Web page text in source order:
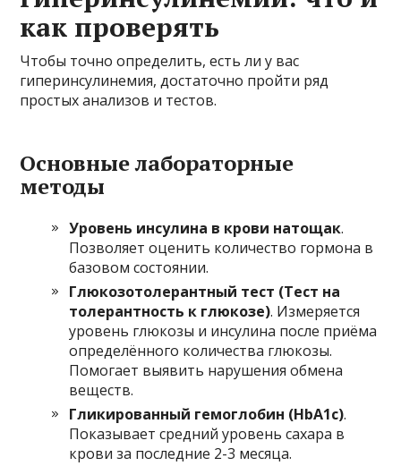
как проверять
Чтобы точно определить, есть ли у вас
гиперинсулинемия, достаточно пройти ряд
простых анализов и тестов.
Основные лабораторные
методы
Уровень инсулина в крови натощак.
Позволяет оценить количество гормона в
базовом состоянии.
Глюкозотолерантный тест (Тест на
толерантность к глюкозе). Измеряется
уровень глюкозы и инсулина после приёма
определённого количества глюкозы.
Помогает выявить нарушения обмена
веществ.
Гликированный гемоглобин (HbA1c).
Показывает средний уровень сахара в
крови за последние 2-3 месяца.